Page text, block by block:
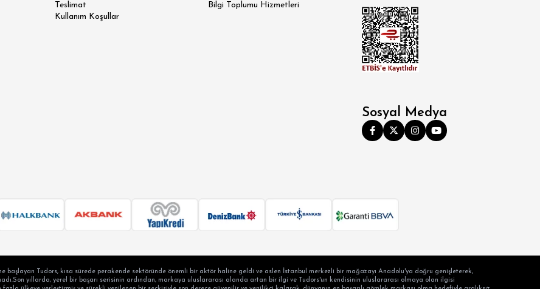
Teslimat
Kullanım Koşullar
Bilgi Toplumu Hizmetleri
Sosyal Medya
başlayan Tudors, kısa sürede perakende sektöründe önemli bir aktör haline geldi ve aslen İstanbul merkezli bir mağazayı Anadolu'ya doğru genişleterek,
yıllarda, yerel bir başarı serisinin ardından, markaya uluslararası alanda artan bir ilgi ve Tudors'un kendisinin uluslararası olmaya olan ilgisi